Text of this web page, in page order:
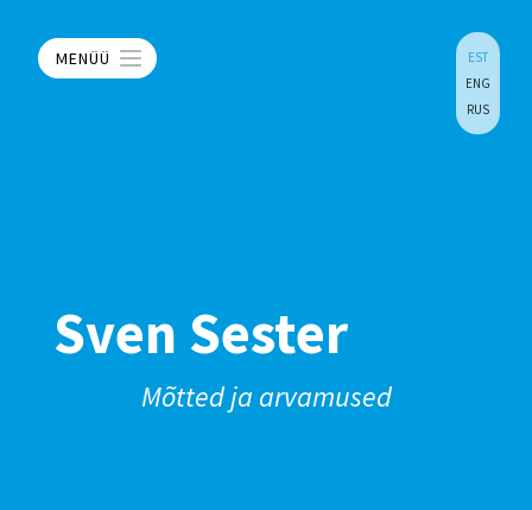
MENÜÜ
EST
ENG
RUS
Sven Sester
Mõtted ja arvamused